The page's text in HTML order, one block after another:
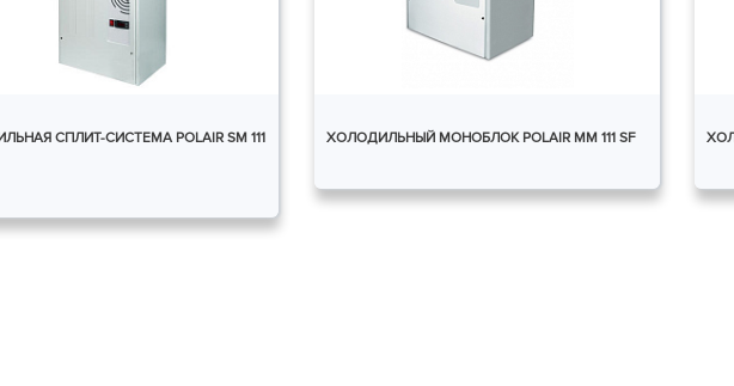
СПЛИТ-СИСТЕМА POLAIR SM 111
ХОЛОДИЛЬНЫЙ МОНОБЛОК POLAIR MM 111 SF